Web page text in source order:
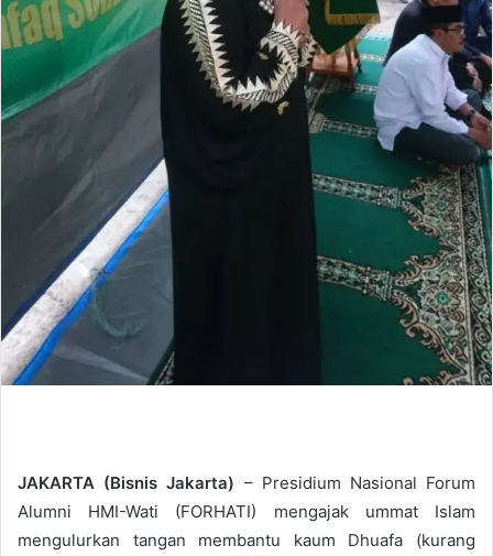
JAKARTA (Bisnis Jakarta) – Presidium Nasional Forum
Alumni HMI-Wati (FORHATI) mengajak ummat Islam
mengulurkan tangan membantu kaum Dhuafa (kurang